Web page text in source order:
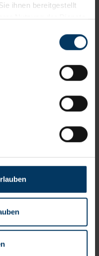
ihnen bereitgestellt
Nutzung der Dienste
den Einstellungen